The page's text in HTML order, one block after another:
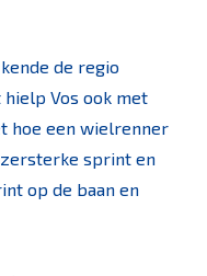
de regio
Vos ook met
hoe een wielrenner
sprint en
op de baan en